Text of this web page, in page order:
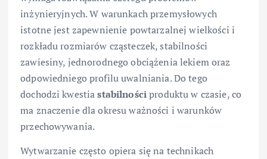
inżynieryjnych. W warunkach przemysłowych
istotne jest zapewnienie powtarzalnej wielkości i
rozkładu rozmiarów cząsteczek, stabilności
zawiesiny, jednorodnego obciążenia lekiem oraz
odpowiedniego profilu uwalniania. Do tego
dochodzi kwestiastabilnościproduktu w czasie, co
ma znaczenie dla okresu ważności i warunków
przechowywania.
Wytwarzanie często opiera się na technikach